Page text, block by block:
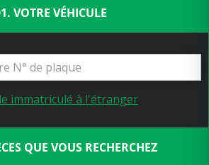
VOTRE VÉHICULE
immatriculé à l'étranger
QUE VOUS RECHERCHEZ